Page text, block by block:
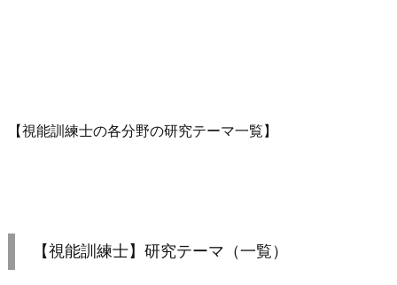
【視能訓練士の各分野の研究テーマ一覧】
【視能訓練士】研究テーマ（一覧）